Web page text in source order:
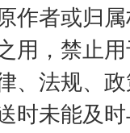
作者或归
用，禁止
、法规、
时未能及